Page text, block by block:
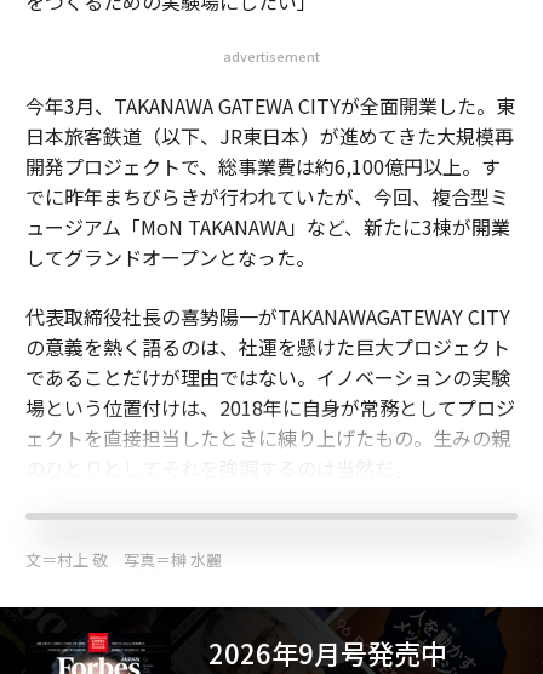
advertisement
今年3月、TAKANAWA GATEWA CITYが全面開業した。東
日本旅客鉄道（以下、JR東日本）が進めてきた大規模再
開発プロジェクトで、総事業費は約6,100億円以上。す
でに昨年まちびらきが行われていたが、今回、複合型ミ
ュージアム「MoN TAKANAWA」など、新たに3棟が開業
してグランドオープンとなった。
代表取締役社長の喜㔟陽一がTAKANAWAGATEWAY CITY
の意義を熱く語るのは、社運を懸けた巨大プロジェクト
であることだけが理由ではない。イノベーションの実験
場という位置付けは、2018年に自身が常務としてプロジ
ェクトを直接担当したときに練り上げたもの。生みの親
文＝村上 敬 写真＝榊 水麗
2026年9月号発売中